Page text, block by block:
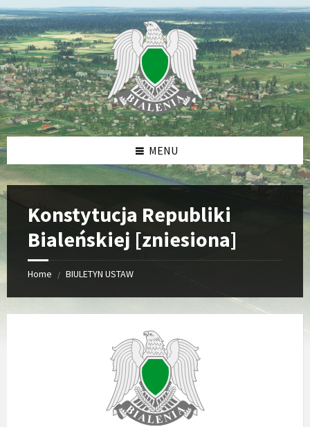
Skip
to
content
Skip
to
left
sidebar
Skip
to
right
sidebar
Skip
to
footer
MENU
Konstytucja Republiki
Bialeńskiej [zniesiona]
Home / BIULETYN USTAW